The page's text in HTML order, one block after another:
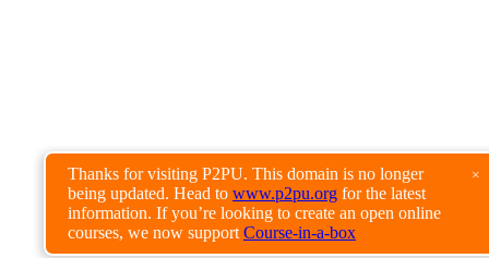
Thanks for visiting P2PU. This domain is no longer
being updated. Head to www.p2pu.org for the latest
information. If you’re looking to create an open online
courses, we now support Course-in-a-box
×